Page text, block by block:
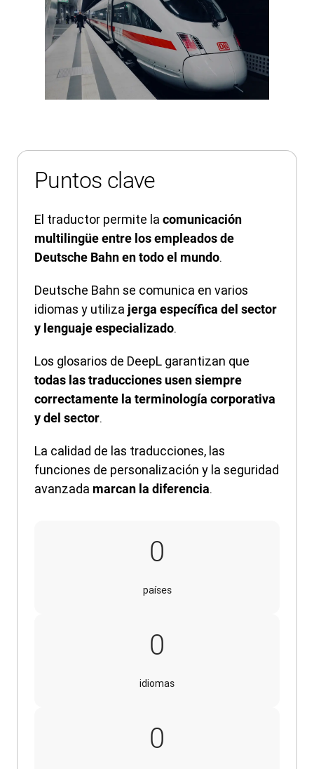
Puntos clave
El traductor permite la comunicación
multilingüe entre los empleados de
Deutsche Bahnen todo el mundo.
Deutsche Bahn se comunica en varios
idiomas y utiliza jerga específica del sector
y lenguaje especializado.
Los glosarios de DeepL garantizan que
todas las traducciones usen siempre
correctamente la terminología corporativa
y del sector.
La calidad de las traducciones, las
funciones de personalización y la seguridad
avanzada marcan la diferencia.
0
países
0
idiomas
0